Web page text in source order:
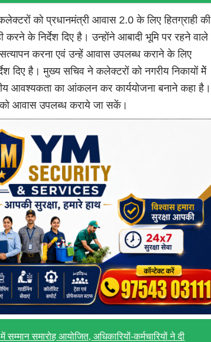
को प्रधानमंत्री आवास 2.0 के लिए हितग्राही की
करने के निर्देश दिए है। उन्होंने आबादी भूमि पर रहने वाले
सत्यापन करना एवं उन्हें आवास उपलब्ध कराने के लिए
दिए है। मुख्य सचिव ने कलेक्टरों को नगरीय निकायों मेें
आवश्यकता का आंकलन कर कार्ययोजना बनाने कहा है।
को आवास उपलब्ध कराये जा सकें।
सम्मान समारोह आयोजित, अधिकारियों-कर्मचारियों ने दी